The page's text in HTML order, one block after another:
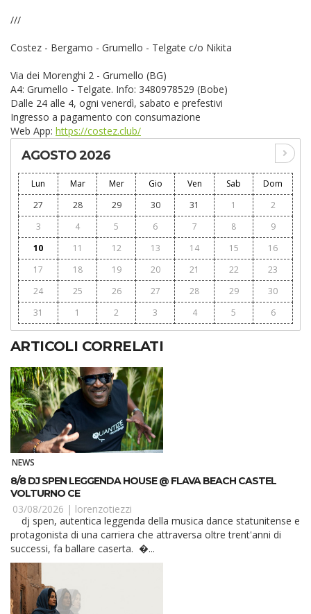
///
Costez - Bergamo - Grumello - Telgate c/o Nikita
Via dei Morenghi 2 - Grumello (BG)
A4: Grumello - Telgate. Info: 3480978529 (Bobe)
Dalle 24 alle 4, ogni venerdì, sabato e prefestivi
Ingresso a pagamento con consumazione
Web App: https://costez.club/
AGOSTO 2026
Lun Mar Mer Gio Ven Sab
Dom
27
28 29 30 31 1
2
3
4 5 6 7 8
9
10
11 12 13 14 15
16
17
18 19 20 21 22
23
24
25 26 27 28 29
30
31
1 2 3 4 5 6
ARTICOLI CORRELATI
NEWS
8/8 DJ SPEN LEGGENDA HOUSE @ FLAVA BEACH CASTEL
VOLTURNO CE
03/08/2026 | lorenzotiezzi
protagonista di una carriera che attraversa oltre trent'anni di
successi, fa ballare caserta. �...